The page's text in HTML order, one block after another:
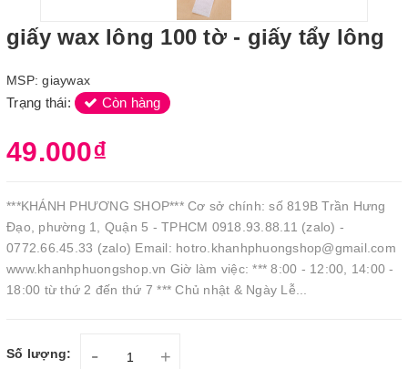
giấy wax lông 100 tờ - giấy tẩy lông
MSP:giaywax
Trạng thái: Còn hàng
49.000₫
***KHÁNH PHƯƠNG SHOP*** Cơ sở chính: số 819B Trần Hưng
Đạo, phường 1, Quận 5 - TPHCM 0918.93.88.11 (zalo) -
0772.66.45.33 (zalo) Email: hotro.khanhphuongshop@gmail.com
www.khanhphuongshop.vn Giờ làm việc: *** 8:00 - 12:00, 14:00 -
18:00 từ thứ 2 đến thứ 7 *** Chủ nhật & Ngày Lễ...
Số lượng: - +